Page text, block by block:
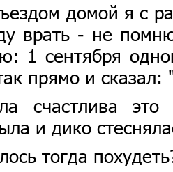
домой я с
врать - не
1 сентября
прямо и
счастлива это
и дико
тогда